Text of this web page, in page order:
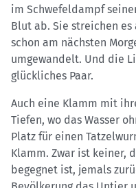
im Schwefeldampf
Blut ab. Sie streichen
schon am nächsten
umgewandelt. Und die
glückliches Paar.
Auch eine Klamm mit
Tiefen, wo das Wasser
Platz für einen
Klamm. Zwar ist keiner,
begegnet ist, jemals